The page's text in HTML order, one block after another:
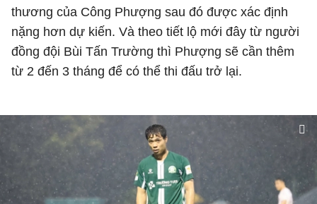
thương của Công Phượng sau đó được xác định
nặng hơn dự kiến. Và theo tiết lộ mới đây từ người
đồng đội Bùi Tấn Trường thì Phượng sẽ cần thêm
từ 2 đến 3 tháng để có thể thi đấu trở lại.